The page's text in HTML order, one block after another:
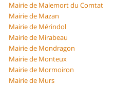
Mairie de Malemort du Comtat
Mairie de Mazan
Mairie de Mérindol
Mairie de Mirabeau
Mairie de Mondragon
Mairie de Monteux
Mairie de Mormoiron
Mairie de Murs